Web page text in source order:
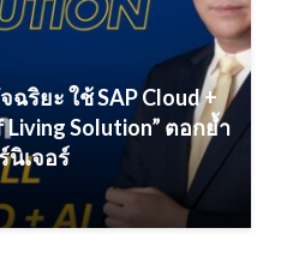
ริยะ ใช้ SAP Cloud +
Living Solution” ตอกย้ำ
นิเจอร์